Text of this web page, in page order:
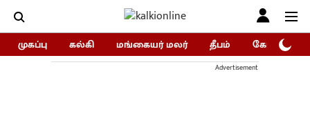
முகப்பு கல்கி மங்கையர் மலர் தீபம் கோகுலம்/
Advertisement